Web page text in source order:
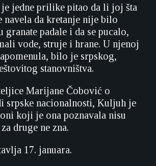
jedne prilike pitao da li joj šta
navela da kretanje nije bilo
granate padale i da se pucalo,
vode, struje i hrane. U njenoj
bilo je srpskog,
stanovništva.
Marijane Čobović o
srpske nacionalnosti, Kuljuh je
koji je ona poznavala nisu
druge ne zna.
17. januara.